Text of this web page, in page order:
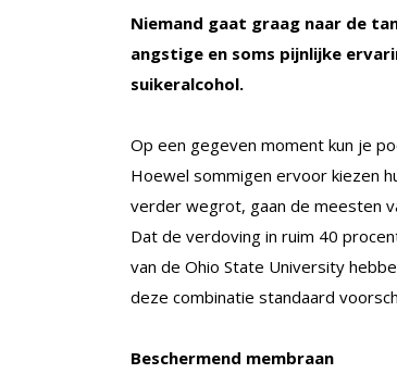
Niemand gaat graag naar de
angstige en soms pijnlijke
suikeralcohol.
Op een gegeven moment kun je
Hoewel sommigen ervoor kiezen
verder wegrot, gaan de meesten
Dat de verdoving in ruim 40
van de Ohio State University
deze combinatie standaard
Beschermend membraan